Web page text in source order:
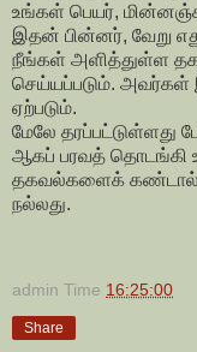
உங்கள் பெயர்,
இதன் பின்னர், வேறு
நீங்கள் அளித்துள்ள
செய்யப்படும். அவர்கள்
ஏற்படும்.
மேலே
ஆகப் பரவத் தொடங்கி
தகவல்களைக் கண்டால்
நல்லது.
admin Time 16:25:00
Share